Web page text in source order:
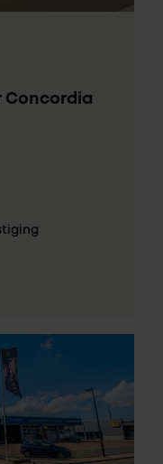
Concordia